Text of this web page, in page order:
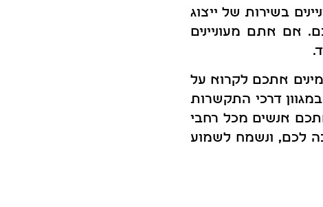
בשירות של ייצוג
אם אתם מעוניינים
אתכם לקרוא על
דרכי התקשרות
אנשים מכל רחבי
לכם, ונשמח לשמוע